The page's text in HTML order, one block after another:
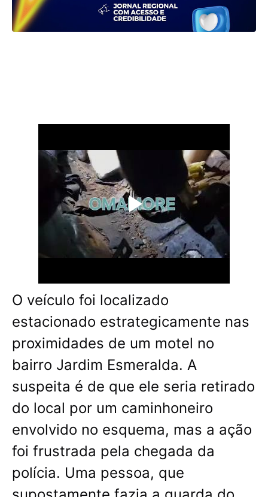
O veículo foi localizado
estacionado estrategicamente nas
proximidades de um motel no
bairro Jardim Esmeralda. A
suspeita é de que ele seria retirado
do local por um caminhoneiro
envolvido no esquema, mas a ação
foi frustrada pela chegada da
polícia. Uma pessoa, que